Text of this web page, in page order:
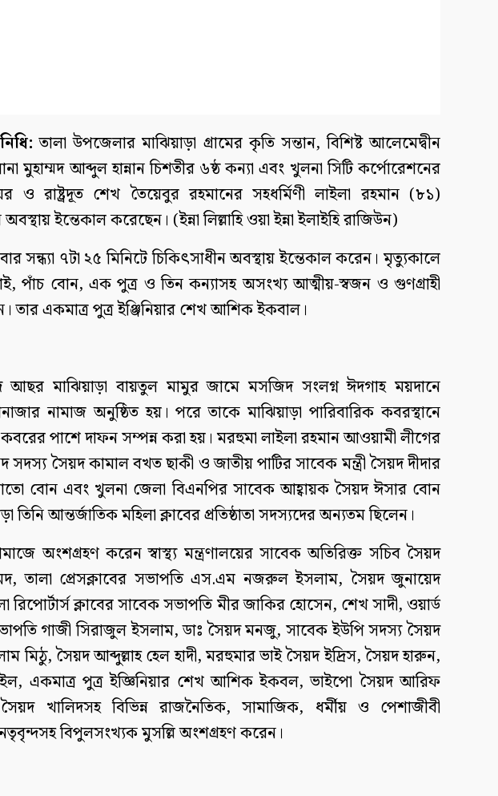
তালা উপজেলার মাঝিয়াড়া গ্রামের কৃতি সন্তান, বিশিষ্ট আলেমেদ্বীন
মুহাম্মদ আব্দুল হান্নান চিশতীর ৬ষ্ঠ কন্যা এবং খুলনা সিটি কর্পোরেশনের
ও রাষ্ট্রদূত শেখ তৈয়েবুর রহমানের সহধর্মিণী লাইলা রহমান (৮১)
ইন্তেকাল করেছেন। (ইন্না লিল্লাহি ওয়া ইন্না ইলাইহি রাজিউন)
সন্ধ্যা ৭টা ২৫ মিনিটে চিকিৎসাধীন অবস্থায় ইন্তেকাল করেন। মৃত্যুকালে
পাঁচ বোন, এক পুত্র ও তিন কন্যাসহ অসংখ্য আত্মীয়-স্বজন ও গুণগ্রাহী
তার একমাত্র পুত্র ইঞ্জিনিয়ার শেখ আশিক ইকবাল।
আছর মাঝিয়াড়া বায়তুল মামুর জামে মসজিদ সংলগ্ন ঈদগাহ ময়দানে
নামাজ অনুষ্ঠিত হয়। পরে তাকে মাঝিয়াড়া পারিবারিক কবরস্থানে
কবরের পাশে দাফন সম্পন্ন করা হয়। মরহুমা লাইলা রহমান আওয়ামী লীগের
সৈয়দ কামাল বখত ছাকী ও জাতীয় পাটির সাবেক মন্ত্রী সৈয়দ দীদার
বোন এবং খুলনা জেলা বিএনপির সাবেক আহ্বায়ক সৈয়দ ঈসার বোন
তিনি আন্তর্জাতিক মহিলা ক্লাবের প্রতিষ্ঠাতা সদস্যদের অন্যতম ছিলেন।
অংশগ্রহণ করেন স্বাস্থ্য মন্ত্রণালয়ের সাবেক অতিরিক্ত সচিব সৈয়দ
তালা প্রেসক্লাবের সভাপতি এস.এম নজরুল ইসলাম, সৈয়দ জুনায়েদ
ক্লাবের সাবেক সভাপতি মীর জাকির হোসেন, শেখ সাদী, ওয়ার্ড
গাজী সিরাজুল ইসলাম, ডাঃ সৈয়দ মনজু, সাবেক ইউপি সদস্য সৈয়দ
মিঠু, সৈয়দ আব্দুল্লাহ হেল হাদী, মরহুমার ভাই সৈয়দ ইদ্রিস, সৈয়দ হারুন,
একমাত্র পুত্র ইজ্ঞিনিয়ার শেখ আশিক ইকবল, ভাইপো সৈয়দ আরিফ
খালিদসহ বিভিন্ন রাজনৈতিক, সামাজিক, ধর্মীয় ও পেশাজীবী
বিপুলসংখ্যক মুসল্লি অংশগ্রহণ করেন।